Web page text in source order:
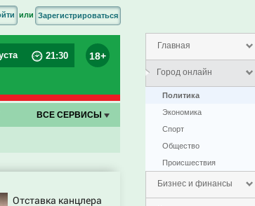
Главная
Город онлайн
Политика
Экономика
Спорт
Общество
Проиcшествия
Бизнес и финансы
или Зарегистрироваться
21:30 18+
ВСЕ СЕРВИСЫ
Отставка канцлера